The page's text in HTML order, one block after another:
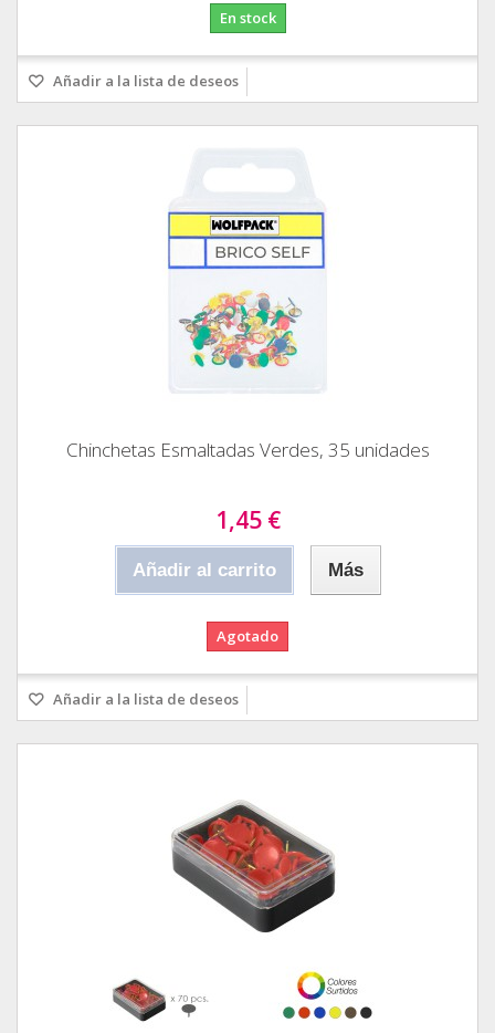
En stock
Añadir a la lista de deseos
Chinchetas Esmaltadas Verdes, 35 unidades
1,45 €
Añadir al carrito Más
Agotado
Añadir a la lista de deseos